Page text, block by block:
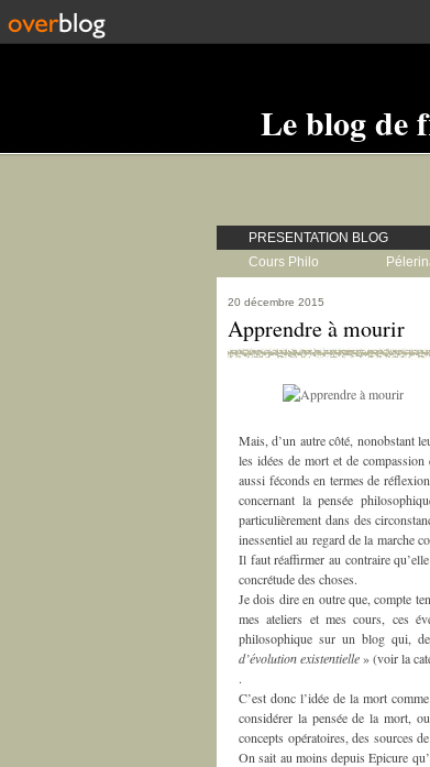
Le blog de
PRESENTATION BLOG
Cours Philo
20 décembre 2015
Apprendre à mourir
Mais, d’un autre côté, nonobstant
les idées de mort et de
aussi féconds en termes de
concernant la pensée
particulièrement dans des
inessentiel au regard de la marche
Il faut réaffirmer au contraire
concrétude des choses.
Je dois dire en outre que, compte
mes ateliers et mes cours, ces
philosophique sur un blog qui,
d’évolution existentielle» (voir la
.
C’est donc l’idée de la mort
considérer la pensée de la mort,
concepts opératoires, des sources
On sait au moins depuis Epicure